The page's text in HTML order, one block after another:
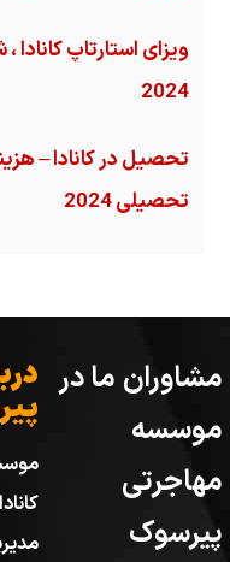
ویزای استارتاپ
2024
تحصیل در کانادا –
تحصیلی 2024
مشاوران ما در
موسسه
مهاجرتی
پیرسوک